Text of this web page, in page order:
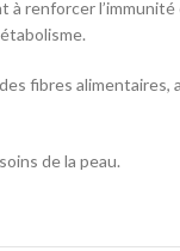
renforcer l’immunité
fibres
de la peau.